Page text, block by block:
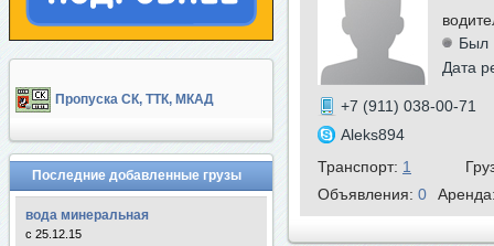
Пропуска СК, ТТК, МКАД
Последние добавленные грузы
вода минеральная
с 25.12.15
Был
Дата
+7 (911) 038-00-71
Aleks894
Транспорт: 1
Объявления: 0